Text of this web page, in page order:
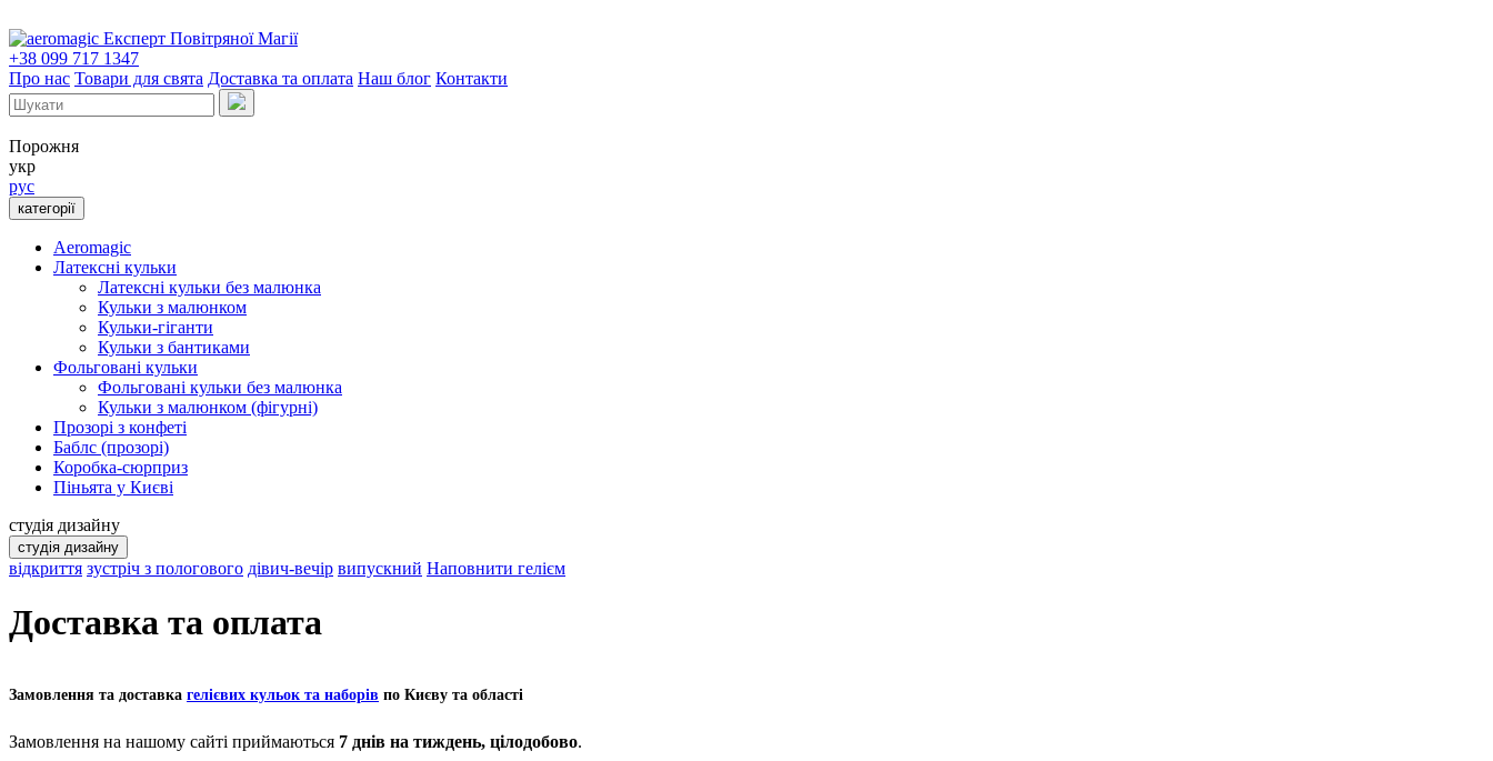
Експерт Повітряної Магії
+38 099 717 1347
Про нас Товари для свята Доставка та оплата Наш блог Контакти
Порожня
укр
рус
категорії
Aeromagic
Латексні кульки
Латексні кульки без малюнка
Кульки з малюнком
Кульки-гіганти
Кульки з бантиками
Фольговані кульки
Фольговані кульки без малюнка
Кульки з малюнком (фігурні)
Прозорі з конфеті
Баблс (прозорі)
Коробка-сюрприз
Піньята у Києві
студія дизайну
студія дизайну
відкриття зустріч з пологового дівич-вечір випускний Наповнити гелієм
Доставка та оплата
Замовлення та доставка гелієвих кульок та наборів по Києву та області
Замовлення на нашому сайті приймаються 7 днів на тиждень, цілодобово.